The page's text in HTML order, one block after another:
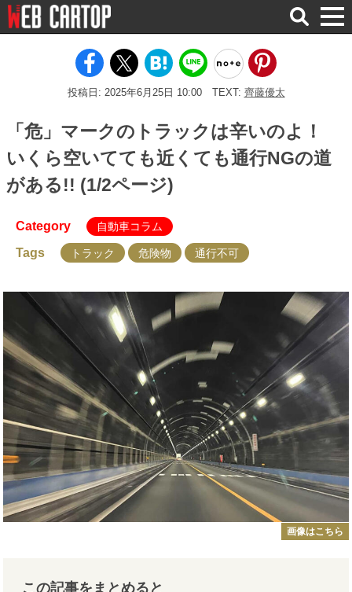
検
索
投稿日: 2025年6月25日 10:00 TEXT: 齊藤優太
「危」マークのトラックは辛いのよ！
いくら空いてても近くても通行NGの道
がある!! (1/2ページ)
Category 自動車コラム
Tags トラック 危険物 通行不可
画像はこちら
この記事をまとめると